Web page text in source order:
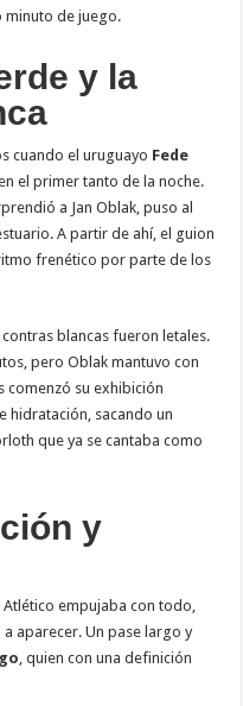
minuto de juego.
y la
cuando el uruguayo Fede
el primer tanto de la noche.
a Jan Oblak, puso al
A partir de ahí, el guion
frenético por parte de los
blancas fueron letales.
pero Oblak mantuvo con
comenzó su exhibición
hidratación, sacando un
que ya se cantaba como
y
empujaba con todo,
aparecer. Un pase largo y
, quien con una definición